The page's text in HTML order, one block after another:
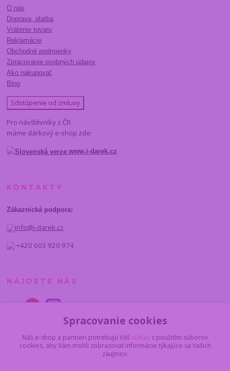
O nás
Doprava, platba
Vrátenie tovaru
Reklamácie
Obchodné podmienky
Zpracovanie osobných údajov
Ako nakupovať
Blog
Sdstúpenie od zmluvy
Pro návštěvníky z ČR
máme dárkový e-shop zde:
www.i-darek.cz
KONTAKTY
Zákaznická podpora:
info@i-darek.cz
+420 603 920 974
NÁJDETE NÁS
Spracovanie cookies
Náš e-shop a partneri potrebujú Váš súhlas s použitím súborov
cookies, aby Vám mohli zobrazovať informácie týkajúce sa Vašich
záujmov.